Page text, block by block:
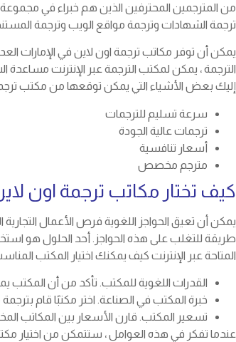
من المترجمين المحترفين الذين هم خبراء في
ترجمة الشهادات وترجمة مواقع الويب وترجمة
يمكن أن توفر مكاتب ترجمة اون لاين في الإمارات
الترجمة ، يمكن لمكتب الترجمة عبر الإنترنت
إليك بعض الأشياء التي يمكن توقعها من مكتب ترجمة
سرعة تسليم للترجمات
ترجمات عالية الجودة
أسعار تنافسية
مترجم مخصص
كيف تختار مكاتب ترجمة اون
يمكن أن تعيق الحواجز اللغوية فرص الأعمال
طريقة للتغلب على هذه الحواجز. أحد الحلول هو
المتاحة عبر الإنترنت كيف يمكنك اختيار المكتب
القدرات اللغوية للمكتب. تأكد من أن المكتب
خبرة المكتب في الصناعة. اختر مكتبًا قام
تسعير المكتب. قارن الأسعار بين المكاتب
عندما تفكر في هذه العوامل ، ستتمكن من اختيار